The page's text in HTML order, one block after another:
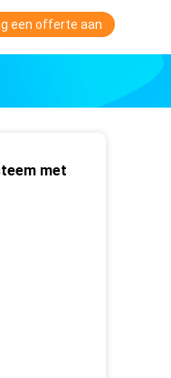
een offerte aan
met